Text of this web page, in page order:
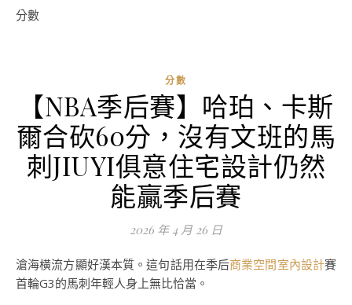
分數
分數
【NBA季后賽】哈珀、卡斯
爾合砍60分，沒有文班的馬
刺JIUYI俱意住宅設計仍然
能贏季后賽
2026 年 4 月 26 日
滄海橫流方顯好漢本質。這句話用在季后商業空間室內設計賽
首輪G3的馬刺年輕人身上無比恰當。